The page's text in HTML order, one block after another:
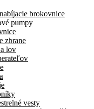
brokovnice
pumpy
zbrane
lov
vesty